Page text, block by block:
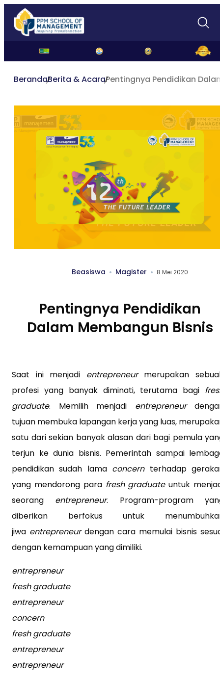
BerandaBerita & AcaraPentingnya Pendidikan
Beasiswa Magister 8 Mei 2020
Pentingnya Pendidikan
Dalam Membangun Bisnis
Saat ini menjadi entrepreneur merupakan
profesi yang banyak diminati, terutama bagi
graduate. Memilih menjadi entrepreneur
tujuan membuka lapangan kerja yang luas,
satu dari sekian banyak alasan dari bagi pemula
terjun ke dunia bisnis. Pemerintah sampai
pendidikan sudah lama concern terhadap
yang mendorong para fresh graduateuntuk
seorang entrepreneur. Program-program
diberikan berfokus untuk
jiwa entrepreneur dengan cara memulai bisnis
dengan kemampuan yang dimiliki.
entrepreneur
fresh graduate
entrepreneur
concern
fresh graduate
entrepreneur
entrepreneur